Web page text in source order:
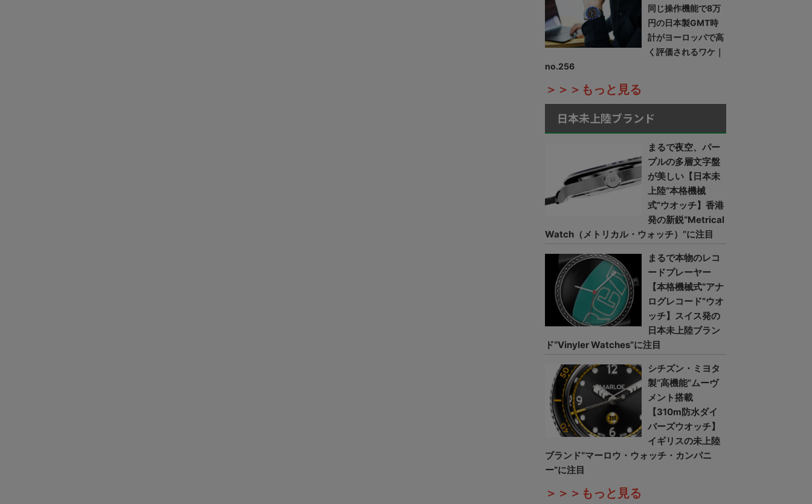
同じ操作機能で8万
円の日本製GMT時
計がヨーロッパで高
く評価されるワケ｜
no.256
＞＞＞もっと見る
日本未上陸ブランド
まるで夜空、パー
プルの多層文字盤
が美しい【日本未
上陸“本格機械
式”ウオッチ】香港
発の新鋭“Metrical
Watch（メトリカル・ウォッチ）”に注目
まるで本物のレコ
ードプレーヤー
【本格機械式“アナ
ログレコード”ウオ
ッチ】スイス発の
日本未上陸ブラン
ド“Vinyler Watches”に注目
シチズン・ミヨタ
製“高機能”ムーヴ
メント搭載
【310m防水ダイ
バーズウオッチ】
イギリスの未上陸
ブランド“マーロウ・ウォッチ・カンパニ
ー”に注目
＞＞＞もっと見る